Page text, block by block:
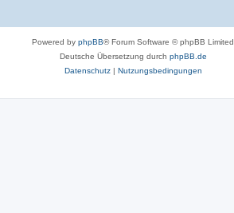
Powered by phpBB® Forum Software © phpBB Limited
Deutsche Übersetzung durch phpBB.de
Datenschutz| Nutzungsbedingungen